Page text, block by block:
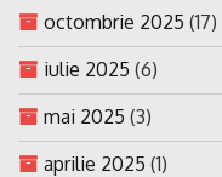
octombrie 2025 (17)
iulie 2025 (6)
mai 2025 (3)
aprilie 2025 (1)